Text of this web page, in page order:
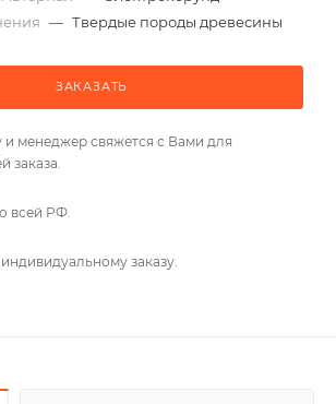
— Твердые породы древесины
ЗАКАЗАТЬ
и менеджер свяжется с Вами для
заказа.
всей РФ.
заказу.